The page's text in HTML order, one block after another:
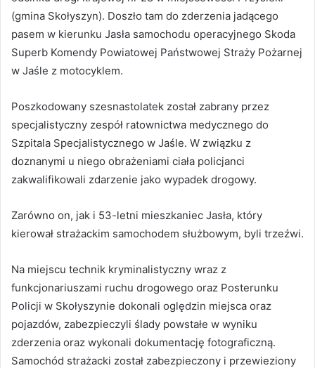
(gmina Skołyszyn). Doszło tam do zderzenia jadącego
pasem w kierunku Jasła samochodu operacyjnego Skoda
Superb Komendy Powiatowej Państwowej Straży Pożarnej
w Jaśle z motocyklem.
Poszkodowany szesnastolatek został zabrany przez
specjalistyczny zespół ratownictwa medycznego do
Szpitala Specjalistycznego w Jaśle. W związku z
doznanymi u niego obrażeniami ciała policjanci
zakwalifikowali zdarzenie jako wypadek drogowy.
Zarówno on, jak i 53-letni mieszkaniec Jasła, który
kierował strażackim samochodem służbowym, byli trzeźwi.
Na miejscu technik kryminalistyczny wraz z
funkcjonariuszami ruchu drogowego oraz Posterunku
Policji w Skołyszynie dokonali oględzin miejsca oraz
pojazdów, zabezpieczyli ślady powstałe w wyniku
zderzenia oraz wykonali dokumentację fotograficzną.
Samochód strażacki został zabezpieczony i przewieziony